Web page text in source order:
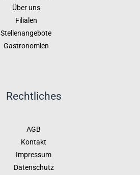
Über uns
Filialen
Stellenangebote
Gastronomien
Rechtliches
AGB
Kontakt
Impressum
Datenschutz